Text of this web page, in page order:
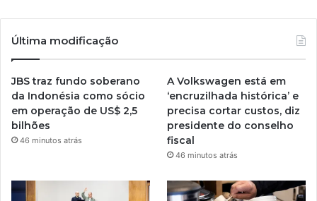
Última modificação
JBS traz fundo soberano
da Indonésia como sócio
em operação de US$ 2,5
bilhões
46 minutos atrás
A Volkswagen está em
‘encruzilhada histórica’ e
precisa cortar custos, diz
presidente do conselho
fiscal
46 minutos atrás